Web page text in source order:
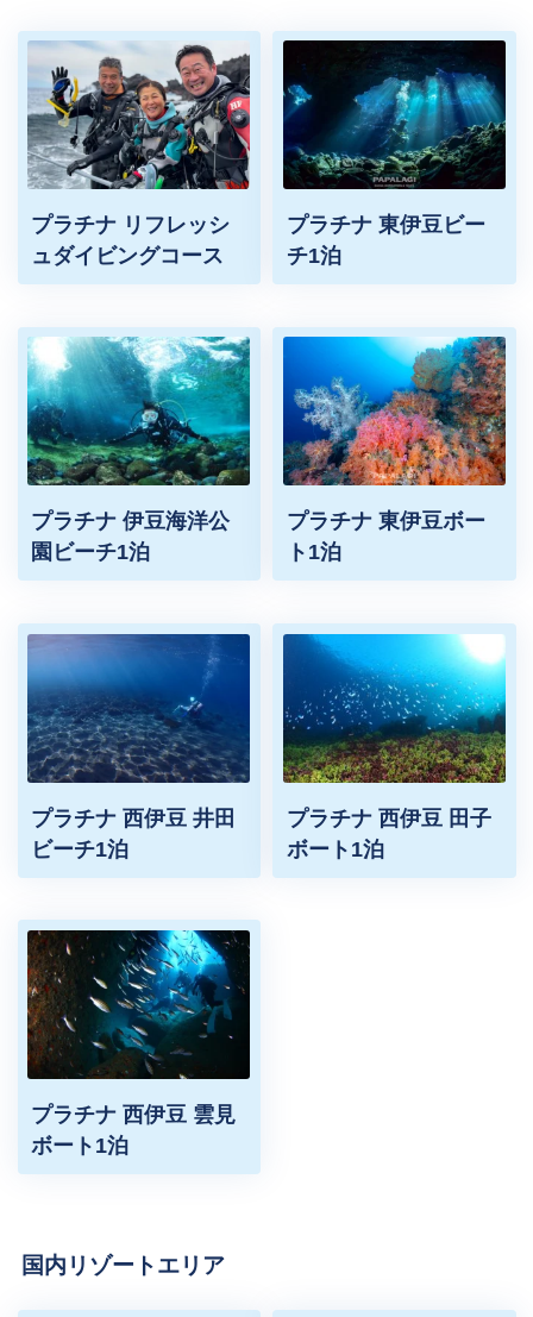
プラチナ リフレッシ
ュダイビングコース
プラチナ 東伊豆ビー
チ1泊
プラチナ 伊豆海洋公
園ビーチ1泊
プラチナ 東伊豆ボー
ト1泊
プラチナ 西伊豆 井田
ビーチ1泊
プラチナ 西伊豆 田子
ボート1泊
プラチナ 西伊豆 雲見
ボート1泊
国内リゾートエリア